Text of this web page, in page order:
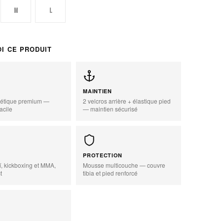
M L
CE PRODUIT
premium —
MAINTIEN
2 velcros arrière + élastique pied
— maintien sécurisé
kickboxing et MMA,
PROTECTION
Mousse multicouche — couvre
tibia et pied renforcé